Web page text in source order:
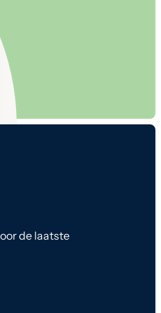
de laatste